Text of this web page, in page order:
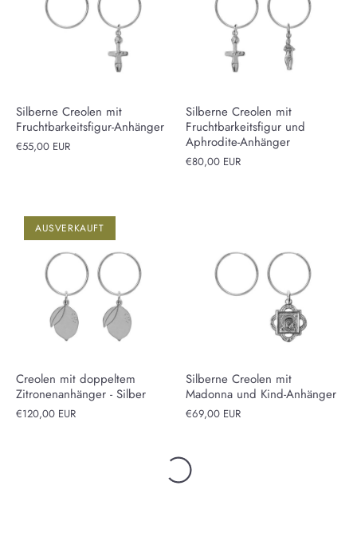
Silberne Creolen mit
Fruchtbarkeitsfigur-Anhänger
€55,00 EUR
Silberne Creolen mit
Fruchtbarkeitsfigur und
Aphrodite-Anhänger
€80,00 EUR
AUSVERKAUFT
Creolen mit doppeltem
Zitronenanhänger - Silber
€120,00 EUR
Silberne Creolen mit
Madonna und Kind-Anhänger
€69,00 EUR